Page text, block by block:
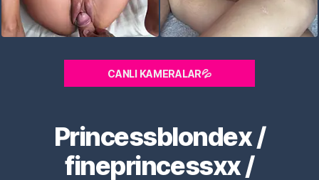
CANLI KAMERALAR💦
Princessblondex /
fineprincessxx /